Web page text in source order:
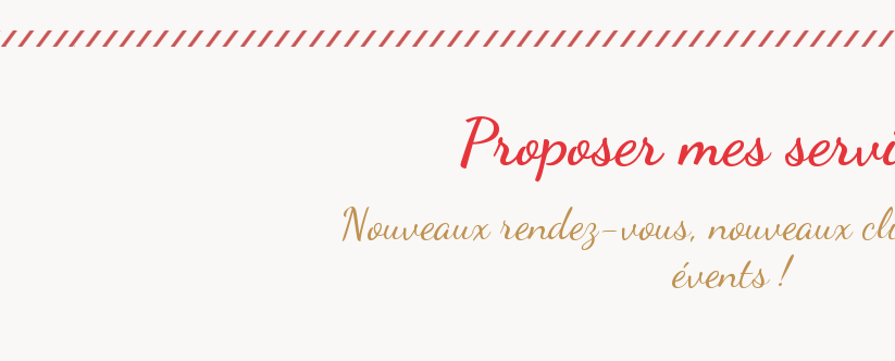
Proposer mes
Nouveaux rendez-vous, nouveaux
évents !